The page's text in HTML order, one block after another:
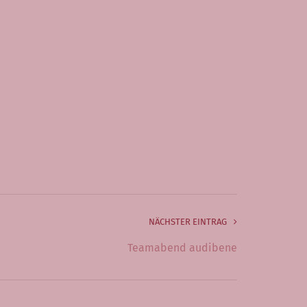
NÄCHSTER EINTRAG
Teamabend audibene